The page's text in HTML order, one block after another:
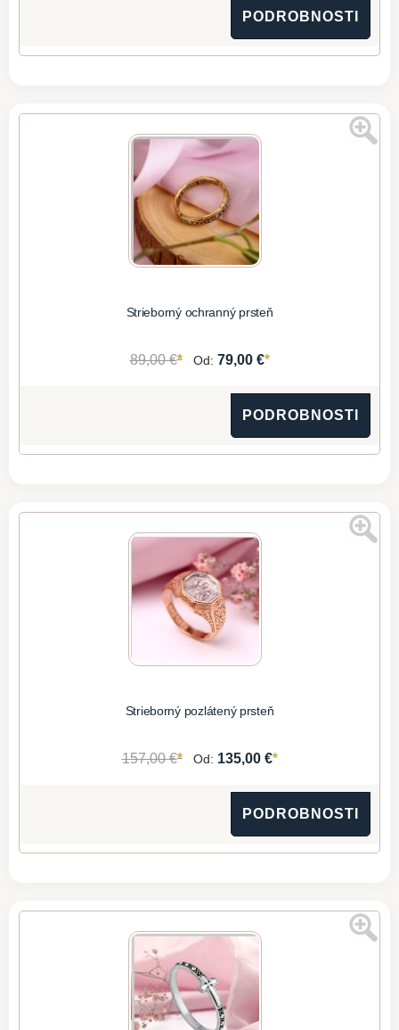
PODROBNOSTI
Strieborný ochranný prsteň
89,00 €* Od: 79,00 €*
PODROBNOSTI
Strieborný pozlátený prsteň
157,00 €* Od: 135,00 €*
PODROBNOSTI